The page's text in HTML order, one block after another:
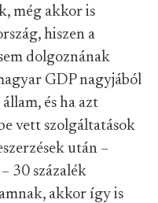
még akkor is
hiszen a
dolgoznának
GDP nagyjából
és ha azt
vett szolgáltatások
után –
30 százalék
akkor így is